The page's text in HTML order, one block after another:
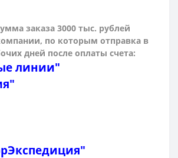
заказа 3000 тыс. рублей
по которым отправка в
дней после оплаты счета:
линии"